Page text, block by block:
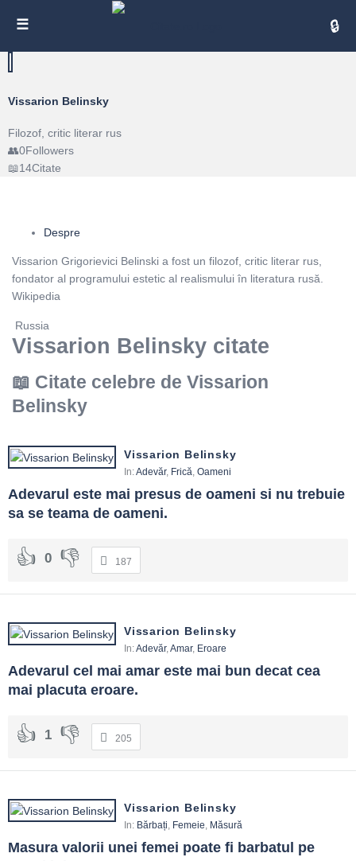
Vissarion Belinsky
Filozof, critic literar rus
0Followers
14Citate
Despre
Vissarion Grigorievici Belinski a fost un filozof, critic literar rus,
fondator al programului estetic al realismului în literatura rusă.
Wikipedia
Russia
Vissarion Belinsky citate
Citate celebre de Vissarion
Belinsky
Vissarion Belinsky
In:Adevăr, Frică, Oameni
Adevarul este mai presus de oameni si nu trebuie
sa se teama de oameni.
0 187
Vissarion Belinsky
In:Adevăr,Amar, Eroare
Adevarul cel mai amar este mai bun decat cea
mai placuta eroare.
1 205
Vissarion Belinsky
In: Bărbați, Femeie, Măsură
Masura valorii unei femei poate fi barbatul pe